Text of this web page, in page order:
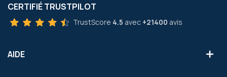
CERTIFIÉ TRUSTPILOT
TrustScore 4.5 avec +21400 avis
AIDE